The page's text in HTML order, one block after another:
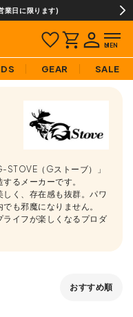
業日に限ります)
GEAR SALE
STOVE（Gストーブ）」
るメーカーです。
く、存在感も抜群。パワ
も邪魔になりません。
イフが楽しくなるプロダ
おすすめ順